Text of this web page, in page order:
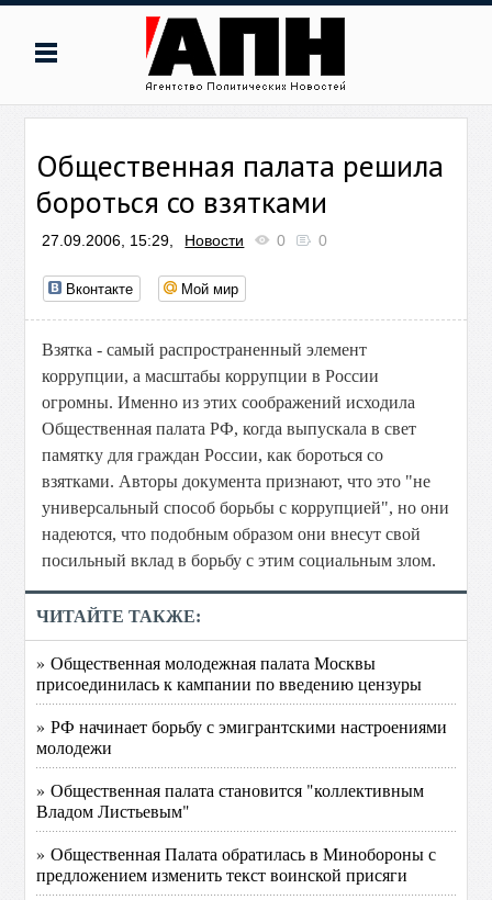
Общественная палата решила
бороться со взятками
27.09.2006, 15:29, Новости 0 0
Вконтакте Мой мир
Взятка - самый распространенный элемент
коррупции, а масштабы коррупции в России
огромны. Именно из этих соображений исходила
Общественная палата РФ, когда выпускала в свет
памятку для граждан России, как бороться со
взятками. Авторы документа признают, что это "не
универсальный способ борьбы с коррупцией", но они
надеются, что подобным образом они внесут свой
посильный вклад в борьбу с этим социальным злом.
ЧИТАЙТЕ ТАКЖЕ:
» Общественная молодежная палата Москвы
присоединилась к кампании по введению цензуры
» РФ начинает борьбу с эмигрантскими настроениями
молодежи
» Общественная палата становится "коллективным
Владом Листьевым"
» Общественная Палата обратилась в Минобороны с
предложением изменить текст воинской присяги